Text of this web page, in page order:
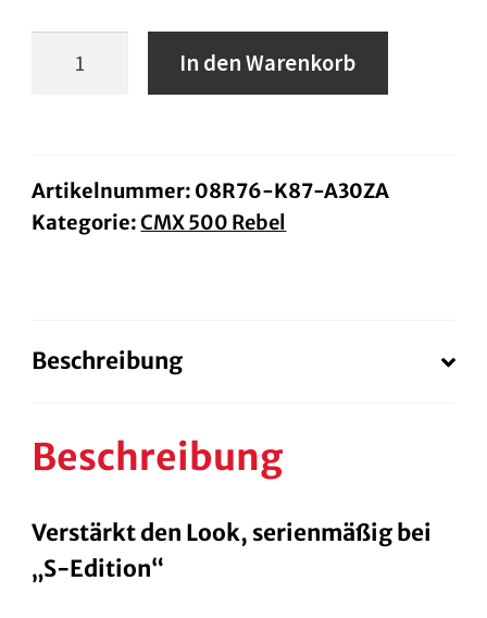
BJ
20
In den Warenkorb
Artikelnummer: 08R76-K87-A30ZA
Kategorie:CMX 500 Rebel
Beschreibung
Beschreibung
Verstärkt den Look, serienmäßig bei
„S-Edition“